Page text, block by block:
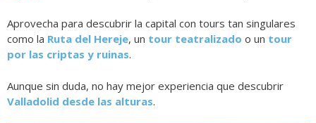
Aprovecha para descubrir la capital con tours tan singulares
como la Ruta del Hereje, un tour teatralizado o un tour
por las criptas y ruinas.
Aunque sin duda, no hay mejor experiencia que descubrir
Valladolid desde las alturas.